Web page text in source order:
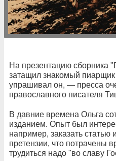
На презентацию сборника
затащил знакомый
упрашивал он, — пресса
православного писателя
В давние времена Ольга
изданием. Опыт был
например, заказать статью
претензии, что потрачены
трудиться надо "во славу